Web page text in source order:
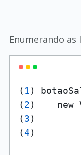
Enumerando as
( 1)
(2)    new
(3
(4)